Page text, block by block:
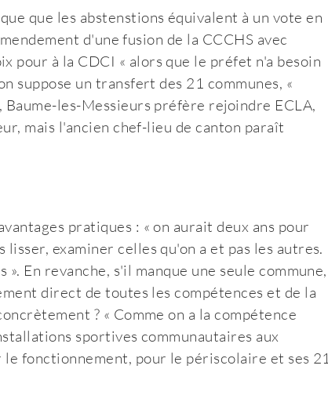
que les abstenstions équivalent à un vote en
d'une fusion de la CCCHS avec
pour à la CDCI « alors que le préfet n'a besoin
suppose un transfert des 21 communes, «
les-Messieurs préfère rejoindre ECLA,
mais l'ancien chef-lieu de canton paraît
pratiques : « on aurait deux ans pour
examiner celles qu'on a et pas les autres.
En revanche, s'il manque une seule commune,
direct de toutes les compétences et de la
? « Comme on a la compétence
sportives communautaires aux
fonctionnement, pour le périscolaire et ses 21